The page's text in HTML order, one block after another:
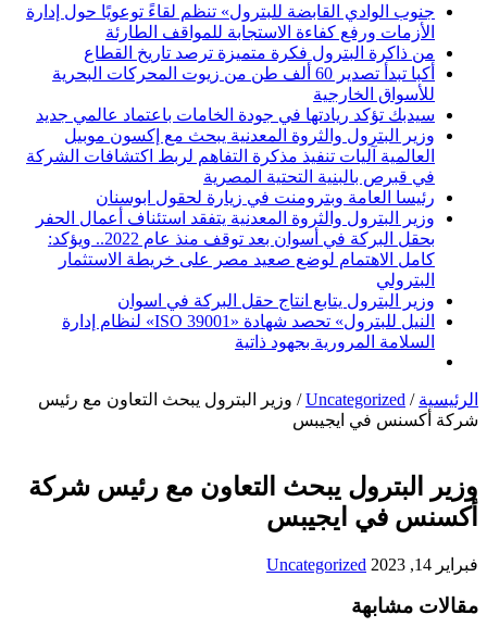
جنوب الوادي القابضة للبترول» تنظم لقاءً توعويًا حول إدارة
الأزمات ورفع كفاءة الاستجابة للمواقف الطارئة
من ذاكرة البترول فكرة متميزة ترصد تاريخ القطاع
أكبا تبدأ تصدير 60 ألف طن من زيوت المحركات البحرية
للأسواق الخارجية
سيدبك تؤكد ريادتها في جودة الخامات باعتماد عالمي جديد
وزير البترول والثروة المعدنية يبحث مع إكسون موبيل
العالمية آليات تنفيذ مذكرة التفاهم لربط اكتشافات الشركة
في قبرص بالبنية التحتية المصرية
رئيسا العامة وبترومنت في زيارة لحقول ابوسنان
وزير البترول والثروة المعدنية يتفقد استئناف أعمال الحفر
بحقل البركة في أسوان بعد توقف منذ عام 2022.. ويؤكد:
كامل الاهتمام لوضع صعيد مصر على خريطة الاستثمار
البترولي
وزير البترول يتابع انتاج حقل البركة في اسوان
النيل للبترول» تحصد شهادة «ISO 39001» لنظام إدارة
السلامة المرورية بجهود ذاتية
الرئيسية /
Uncategorized
/ وزير البترول يبحث التعاون مع رئيس
شركة أكسنس في ايجيبس
وزير البترول يبحث التعاون مع رئيس شركة
أكسنس في ايجيبس
فبراير 14, 2023 Uncategorized
مقالات مشابهة